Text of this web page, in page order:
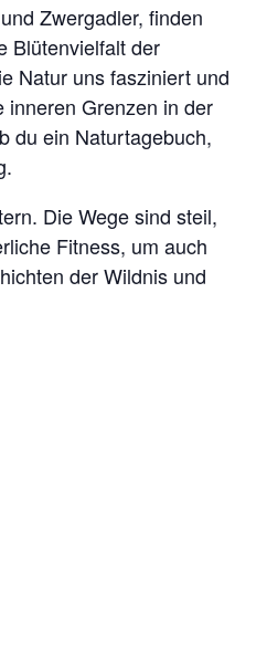
Zwergadler, finden
Blütenvielfalt der
Natur uns fasziniert und
inneren Grenzen in der
du ein Naturtagebuch,
Die Wege sind steil,
Fitness, um auch
der Wildnis und